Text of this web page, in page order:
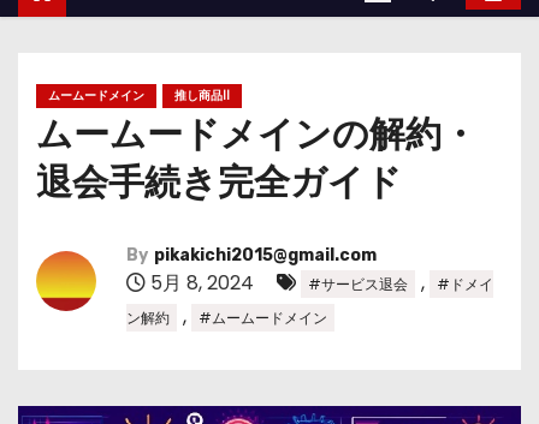
ムームードメイン 推し商品II
ムームードメインの解約・
退会手続き完全ガイド
By pikakichi2015@gmail.com
5月 8, 2024 #サービス退会 ,
#ドメイ
ン解約
, #ムームードメイン